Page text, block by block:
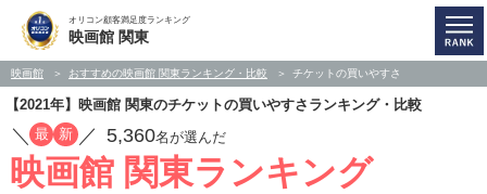
オリコン顧客満足度ランキング
映画館 関東
映画館 おすすめの映画館 関東ランキング・比較 チケットの買いやすさ
【2021年】映画館 関東のチケットの買いやすさランキング・比較
／ 最 新 ／ 5,360名が選んだ
映画館 関東ランキング